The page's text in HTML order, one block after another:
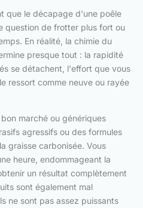
que le décapage d'une poêle
question de frotter plus fort ou
En réalité, la chimie du
presque tout : la rapidité
se détachent, l'effort que vous
ressort comme neuve ou rayée
marché ou génériques
agressifs ou des formules
graisse carbonisée. Vous
heure, endommageant la
un résultat complètement
sont également mal
ne sont pas assez puissants